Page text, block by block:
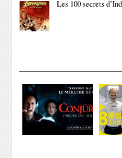
Les 100 secrets